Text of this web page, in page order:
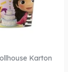
Karton